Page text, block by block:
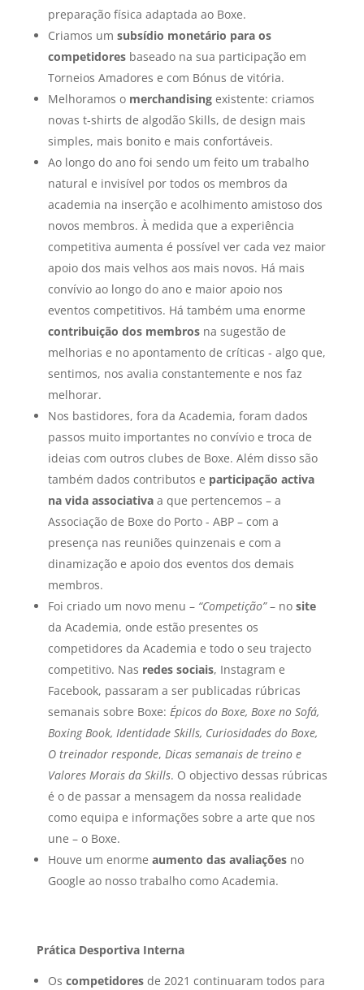
preparação física adaptada ao Boxe.
Criamos um subsídio monetário para os
competidoresbaseado na sua participação em
Torneios Amadores e com Bónus de vitória.
Melhoramos o merchandisingexistente: criamos
novas t-shirts de algodão Skills, de design mais
simples, mais bonito e mais confortáveis.
Ao longo do ano foi sendo um feito um trabalho
natural e invisível por todos os membros da
academia na inserção e acolhimento amistoso dos
novos membros. À medida que a experiência
competitiva aumenta é possível ver cada vez maior
apoio dos mais velhos aos mais novos. Há mais
convívio ao longo do ano e maior apoio nos
eventos competitivos. Há também uma enorme
contribuição dos membrosna sugestão de
melhorias e no apontamento de críticas - algo que,
sentimos, nos avalia constantemente e nos faz
melhorar.
Nos bastidores, fora da Academia, foram dados
passos muito importantes no convívio e troca de
ideias com outros clubes de Boxe. Além disso são
também dados contributos e participação activa
na vida associativaa que pertencemos – a
Associação de Boxe do Porto - ABP – com a
presença nas reuniões quinzenais e com a
dinamização e apoio dos eventos dos demais
membros.
Foi criado um novo menu – “Competição”– no site
da Academia, onde estão presentes os
competidores da Academia e todo o seu trajecto
competitivo. Nas redes sociais, Instagram e
Facebook, passaram a ser publicadas rúbricas
semanais sobre Boxe: Épicos do Boxe, Boxe no Sofá,
Boxing Book, Identidade Skills, Curiosidades do Boxe,
O treinador responde, Dicas semanais de treino e
Valores Morais da Skills. O objectivo dessas rúbricas
é o de passar a mensagem da nossa realidade
como equipa e informações sobre a arte que nos
une – o Boxe.
Houve um enorme aumento das avaliaçõesno
Google ao nosso trabalho como Academia.
Prática Desportiva Interna
Os competidoresde 2021 continuaram todos para